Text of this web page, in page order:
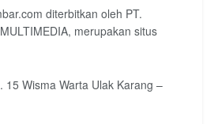
diterbitkan oleh PT.
merupakan situs
15 Wisma Warta Ulak Karang –